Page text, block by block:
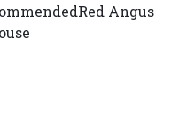
Red Angus